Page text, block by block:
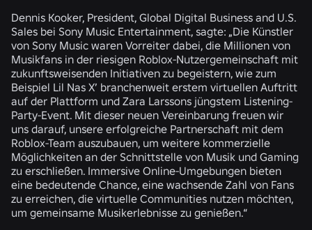
Dennis Kooker, President, Global Digital Business and U.S.
Sales bei Sony Music Entertainment, sagte: „Die Künstler
von Sony Music waren Vorreiter dabei, die Millionen von
Musikfans in der riesigen Roblox-Nutzergemeinschaft mit
zukunftsweisenden Initiativen zu begeistern, wie zum
Beispiel Lil Nas X’ branchenweit erstem virtuellen Auftritt
auf der Plattform und Zara Larssons jüngstem Listening-
Party-Event. Mit dieser neuen Vereinbarung freuen wir
uns darauf, unsere erfolgreiche Partnerschaft mit dem
Roblox-Team auszubauen, um weitere kommerzielle
Möglichkeiten an der Schnittstelle von Musik und Gaming
zu erschließen. Immersive Online-Umgebungen bieten
eine bedeutende Chance, eine wachsende Zahl von Fans
zu erreichen, die virtuelle Communities nutzen möchten,
um gemeinsame Musikerlebnisse zu genießen.“